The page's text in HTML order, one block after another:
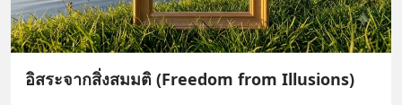
อิสระจากสิ่งสมมติ (Freedom from Illusions)